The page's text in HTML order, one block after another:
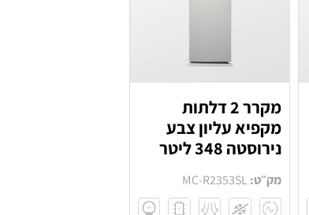
מקרר 2 דלתות
מקפיא עליון צבע
נירוסטה 348 ליטר
מק״ט:MC-R2353SL